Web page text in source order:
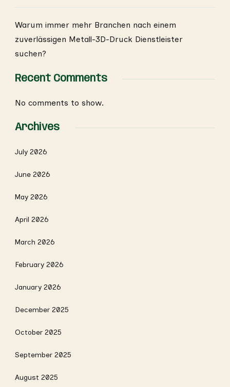
Warum immer mehr Branchen nach einem
zuverlässigen Metall-3D-Druck Dienstleister
suchen?
Recent Comments
No comments to show.
Archives
July 2026
June 2026
May 2026
April 2026
March 2026
February 2026
January 2026
December 2025
October 2025
September 2025
August 2025